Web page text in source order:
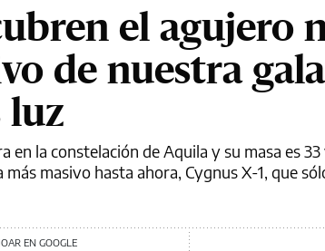
el agujero
de nuestra
luz
en la constelación de Aquila y su masa es
masivo hasta ahora, Cygnus X-1, que
EN GOOGLE